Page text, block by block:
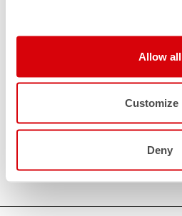
Allow all
Customize
Deny